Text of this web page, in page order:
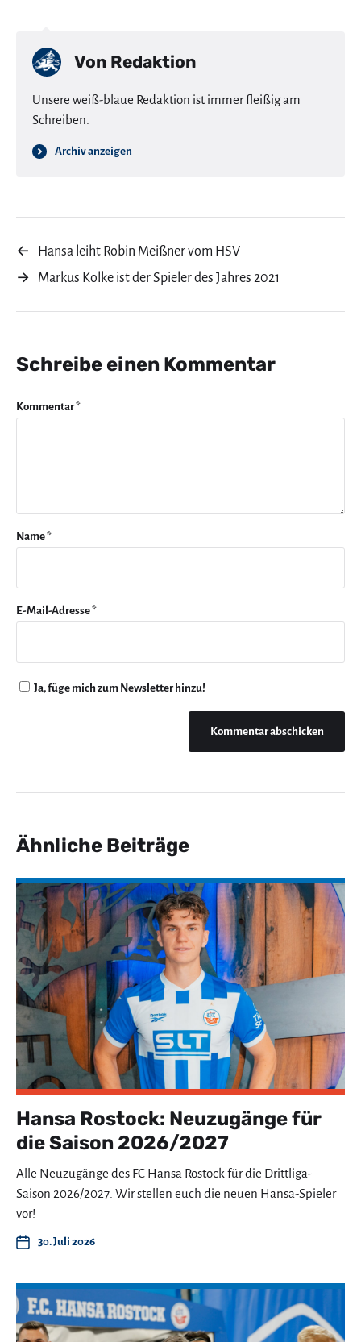
Von Redaktion
Unsere weiß-blaue Redaktion ist immer fleißig am
Schreiben.
Archiv anzeigen
←
Hansa leiht Robin Meißner vom HSV
→
Markus Kolke ist der Spieler des Jahres 2021
Schreibe einen Kommentar
Kommentar*
Name*
E-Mail-Adresse*
Ja, füge mich zum Newsletter hinzu!
Ähnliche Beiträge
Hansa Rostock: Neuzugänge für
die Saison 2026/2027
Alle Neuzugänge des FC Hansa Rostock für die Drittliga-
Saison 2026/2027. Wir stellen euch die neuen Hansa-Spieler
vor!
30. Juli 2026